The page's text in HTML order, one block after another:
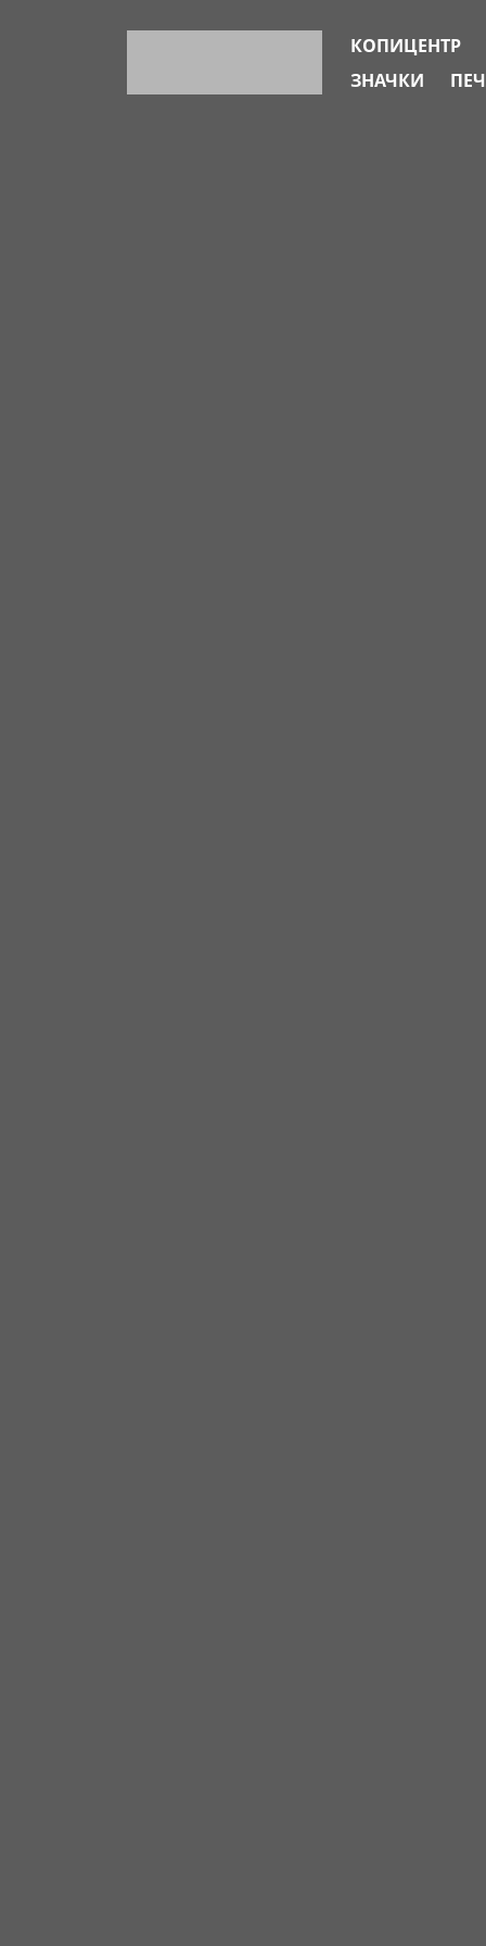
КОПИЦЕНТР
ЗНАЧКИ